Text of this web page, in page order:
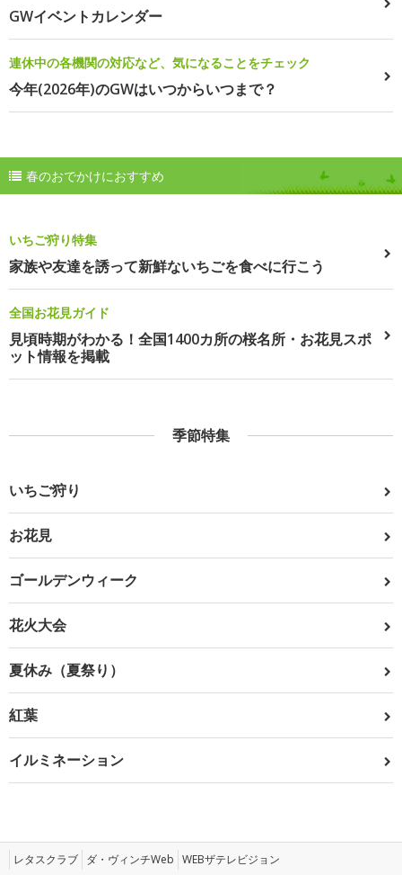
GWイベントカレンダー
連休中の各機関の対応など、気になることをチェック
今年(2026年)のGWはいつからいつまで？
春のおでかけにおすすめ
いちご狩り特集
家族や友達を誘って新鮮ないちごを食べに行こう
全国お花見ガイド
見頃時期がわかる！全国1400カ所の桜名所・お花見スポ
ット情報を掲載
季節特集
いちご狩り
お花見
ゴールデンウィーク
花火大会
夏休み（夏祭り）
紅葉
イルミネーション
レタスクラブ ダ・ヴィンチWeb WEBザテレビジョン